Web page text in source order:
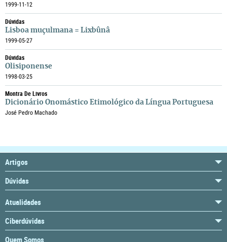
1999-11-12
Dúvidas
Lisboa muçulmana = Lixbûnâ
1999-05-27
Dúvidas
Olisiponense
1998-03-25
Montra De Livros
Dicionário Onomástico Etimológico da Língua Portuguesa
José Pedro Machado
Artigos
Dúvidas
Atualidades
Ciberdúvidas
Quem Somos